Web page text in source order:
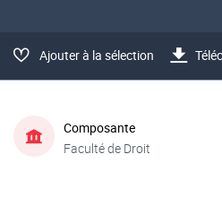
Ajouter à la sélection
Composante
Faculté de Droit